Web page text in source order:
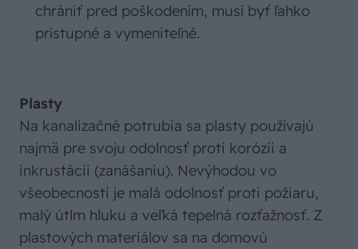
chrániť pred poškodením, musí byť ľahko
prístupné a vymeniteľné.
Plasty
Na kanalizačné potrubia sa plasty používajú
najmä pre svoju odolnosť proti korózii a
inkrustácii (zanášaniu). Nevýhodou vo
všeobecnosti je malá odolnosť proti požiaru,
malý útlm hluku a veľká tepelná rozťažnosť. Z
plastových materiálov sa na domovú